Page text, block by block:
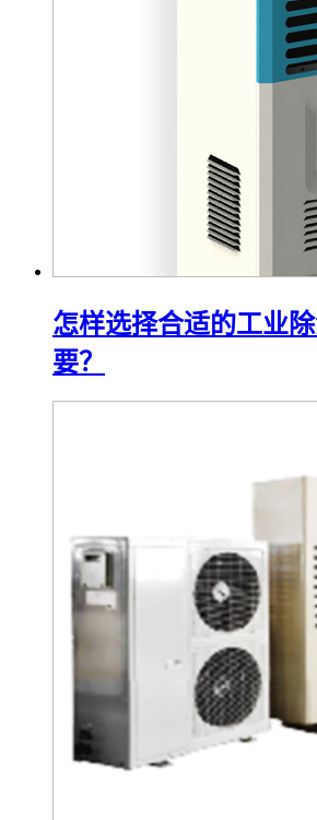
怎样选择合适的工业
要？